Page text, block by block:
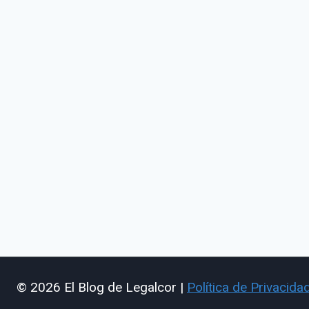
© 2026 El Blog de Legalcor | Política de